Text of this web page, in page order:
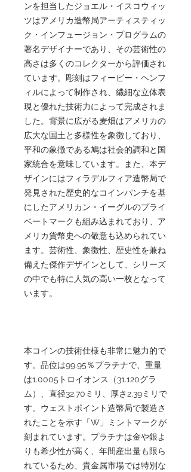
ンを担当したジョエル・イスコウィッ
ツはアメリカ造幣局アーティスティッ
ク・インフュージョン・プログラムの
著名デザイナーであり、その芸術性の
高さは多くのコレクターから評価され
ています。彫刻はフィービー・ヘンフ
ィルによって制作され、繊細な立体表
現と優れた技術力によって完成されま
した。背景に広がる麦畑はアメリカの
広大な国土と多様性を象徴しており、
平和の象徴である鳩は社会的調和と国
家統合を意味しています。また、本デ
ザインにはフィラデルフィア造幣局で
発見された歴史的なコインパンチを基
にしたアメリカン・イーグルのプライ
ベートマークも組み込まれており、ア
メリカ貨幣史への敬意も込められてい
ます。芸術性、象徴性、歴史性を兼ね
備えた傑作デザインとして、シリーズ
の中でも特に人気の高い一枚となって
います。
本コインの技術仕様も非常に魅力的で
す。品位は99.95％プラチナで、重量
は1.0005トロイオンス（31.120グラ
ム）、直径32.70ミリ、厚さ2.39ミリで
す。ウェストポイント造幣局で製造さ
れたことを示す「W」ミントマークが
刻まれています。プラチナは金や銀よ
りも希少性が高く、年間産出量も限ら
れているため、貴金属市場では特別な